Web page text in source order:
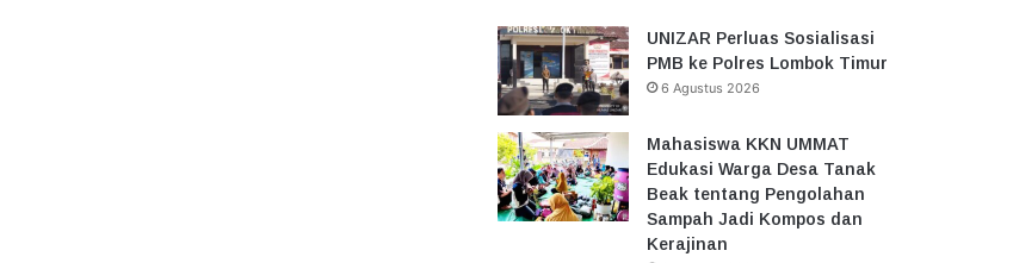
UNIZAR Perluas Sosialisasi
PMB ke Polres Lombok Timur
6 Agustus 2026
Mahasiswa KKN UMMAT
Edukasi Warga Desa Tanak
Beak tentang Pengolahan
Sampah Jadi Kompos dan
Kerajinan